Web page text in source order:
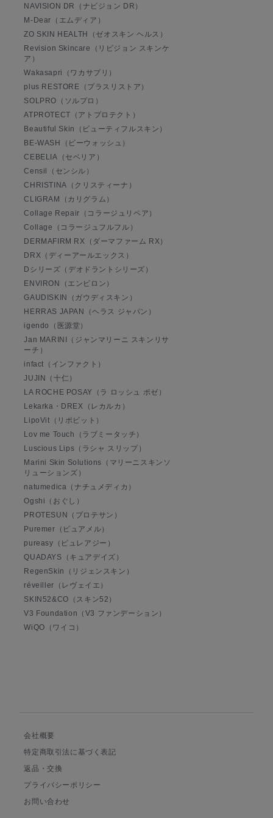
NAVISION DR（ナビジョン DR）
M-Dear（エムディア）
ZO SKIN HEALTH（ゼオスキン ヘルス）
Revision Skincare（リビジョン スキンケ
ア）
Wakasapri（ワカサプリ）
plus RESTORE（プラスリストア）
SOLPRO（ソルプロ）
ATPROTECT（アトプロテクト）
Beautiful Skin（ビューティフルスキン）
BE-WASH（ビーウォッシュ）
CEBELIA（セベリア）
Censil（センシル）
CHRISTINA（クリスティーナ）
CLIGRAM（カリグラム）
Collage Repair（コラージュリペア）
Collage（コラージュフルフル）
DERMAFIRM RX（ダーマファーム RX）
DRX（ディーアールエックス）
Dシリーズ（デオドラントシリーズ）
ENVIRON（エンビロン）
GAUDISKIN（ガウディスキン）
HERRAS JAPAN（ヘラス ジャパン）
igendo（医源堂）
Jan MARINI（ジャンマリーニ スキンリサ
ーチ）
infact（インファクト）
JUJIN（十仁）
LA ROCHE POSAY（ラ ロッシュ ポゼ）
Lekarka・DREX（レカルカ）
LipoVit（リポビット）
Lov me Touch（ラブミータッチ）
Luscious Lips（ラシャ スリップ）
Marini Skin Solutions（マリーニスキンソ
リューションズ）
natumedica（ナチュメディカ）
Ogshi（おぐし）
PROTESUN（プロテサン）
Puremer（ピュアメル）
pureasy（ピュレアジー）
QUADAYS（キュアデイズ）
RegenSkin（リジェンスキン）
réveiller（レヴェイエ）
SKIN52&CO（スキン52）
V3 Foundation（V3 ファンデーション）
WiQO（ワイコ）
会社概要
特定商取引法に基づく表記
返品・交換
プライバシーポリシー
お問い合わせ